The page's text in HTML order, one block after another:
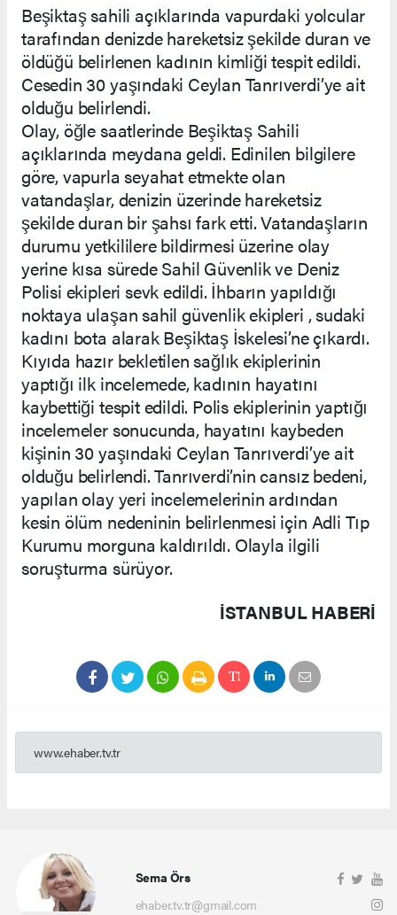
Beşiktaş sahili açıklarında vapurdaki yolcular
tarafından denizde hareketsiz şekilde duran ve
öldüğü belirlenen kadının kimliği tespit edildi.
Cesedin 30 yaşındaki Ceylan Tanrıverdi’ye ait
olduğu belirlendi.
Olay, öğle saatlerinde Beşiktaş Sahili
açıklarında meydana geldi. Edinilen bilgilere
göre, vapurla seyahat etmekte olan
vatandaşlar, denizin üzerinde hareketsiz
şekilde duran bir şahsı fark etti. Vatandaşların
durumu yetkililere bildirmesi üzerine olay
yerine kısa sürede Sahil Güvenlik ve Deniz
Polisi ekipleri sevk edildi. İhbarın yapıldığı
noktaya ulaşan sahil güvenlik ekipleri , sudaki
kadını bota alarak Beşiktaş İskelesi’ne çıkardı.
Kıyıda hazır bekletilen sağlık ekiplerinin
yaptığı ilk incelemede, kadının hayatını
kaybettiği tespit edildi. Polis ekiplerinin yaptığı
incelemeler sonucunda, hayatını kaybeden
kişinin 30 yaşındaki Ceylan Tanrıverdi’ye ait
olduğu belirlendi. Tanrıverdi’nin cansız bedeni,
yapılan olay yeri incelemelerinin ardından
kesin ölüm nedeninin belirlenmesi için Adli Tıp
Kurumu morguna kaldırıldı. Olayla ilgili
soruşturma sürüyor.
İSTANBUL HABERİ
www.ehaber.tv.tr
Sema Örs
ehaber.tv.tr@gmail.com